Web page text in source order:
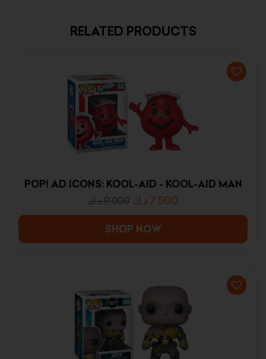
RELATED PRODUCTS
POP! AD ICONS: KOOL-AID - KOOL-AID MAN
9.000 د.ك 7.500 د.ك
SHOP NOW